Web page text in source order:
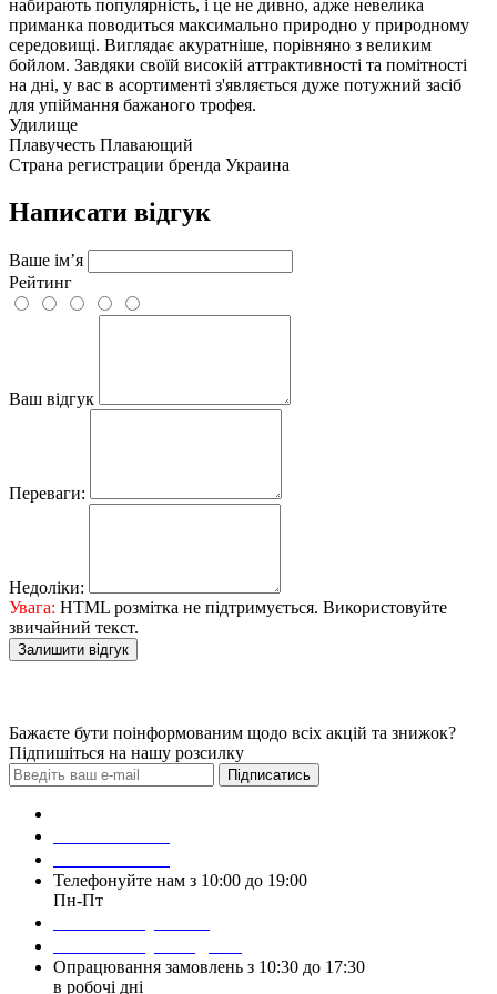
набирають популярність, і це не дивно, адже невелика
приманка поводиться максимально природно у природному
середовищі. Виглядає акуратніше, порівняно з великим
бойлом. Завдяки своїй високій аттрактивності та помітності
на дні, у вас в асортименті з'являється дуже потужний засіб
для упіймання бажаного трофея.
Удилище
Плавучесть Плавающий
Страна регистрации бренда Украина
Написати відгук
Ваше ім’я
Рейтинг
Ваш відгук
Переваги:
Недоліки:
Увага: HTML розмітка не підтримується. Використовуйте
звичайний текст.
Залишити відгук
Бажаєте бути поінформованим щодо всіх акцій та знижок?
Підпишіться на нашу розсилку
Підписатись
Телефонуйте нам з 10:00 до 19:00
Пн-Пт
Опрацювання замовлень з 10:30 до 17:30
в робочі дні